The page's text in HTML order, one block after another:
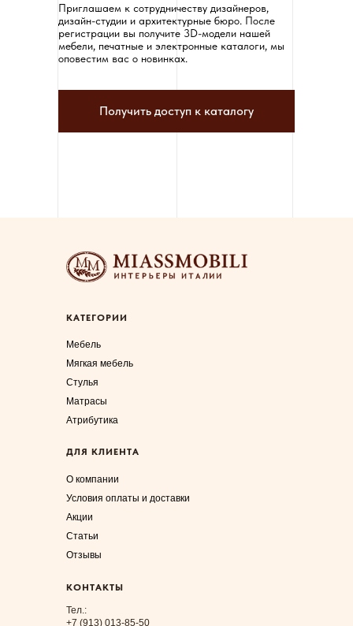
Получить доступ к каталогу
Приглашаем к сотрудничеству дизайнеров,
дизайн-студии и архитектурные бюро. После
регистрации вы получите 3D-модели нашей
мебели, печатные и электронные каталоги, мы
оповестим вас о новинках.
КАТЕГОРИИ
Мебель
Мягкая мебель
Стулья
Матрасы
Атрибутика
ДЛЯ КЛИЕНТА
О компании
Условия оплаты и доставки
Акции
Статьи
Отзывы
КОНТАКТЫ
Тел.:
+7 (913) 013-85-50